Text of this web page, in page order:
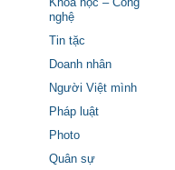
nghệ
Tin tặc
Doanh nhân
Người Việt mình
Pháp luật
Photo
Quân sự